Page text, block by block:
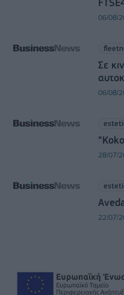
06/08/
Σε
06/08/
28/07/
22/07/